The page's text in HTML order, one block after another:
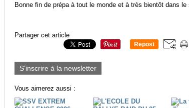
Bonne fin de prépa à tout le monde et à très bientôt dans le
Partager cet article
Repost
S'inscrire à la newsletter
Vous aimerez aussi :